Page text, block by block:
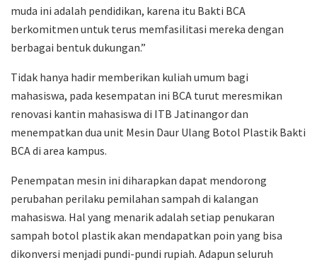
muda ini adalah pendidikan, karena itu Bakti BCA
berkomitmen untuk terus memfasilitasi mereka dengan
berbagai bentuk dukungan.”
Tidak hanya hadir memberikan kuliah umum bagi
mahasiswa, pada kesempatan ini BCA turut meresmikan
renovasi kantin mahasiswa di ITB Jatinangor dan
menempatkan dua unit Mesin Daur Ulang Botol Plastik Bakti
BCA di area kampus.
Penempatan mesin ini diharapkan dapat mendorong
perubahan perilaku pemilahan sampah di kalangan
mahasiswa. Hal yang menarik adalah setiap penukaran
sampah botol plastik akan mendapatkan poin yang bisa
dikonversi menjadi pundi-pundi rupiah. Adapun seluruh